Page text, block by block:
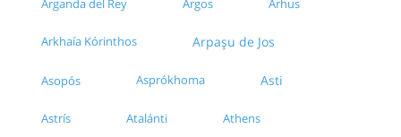
Arganda del Rey Árgos Århus
Arkhaía Kórinthos Arpașu de Jos
Asopós Asprókhoma Asti
Astrís Atalánti Athens